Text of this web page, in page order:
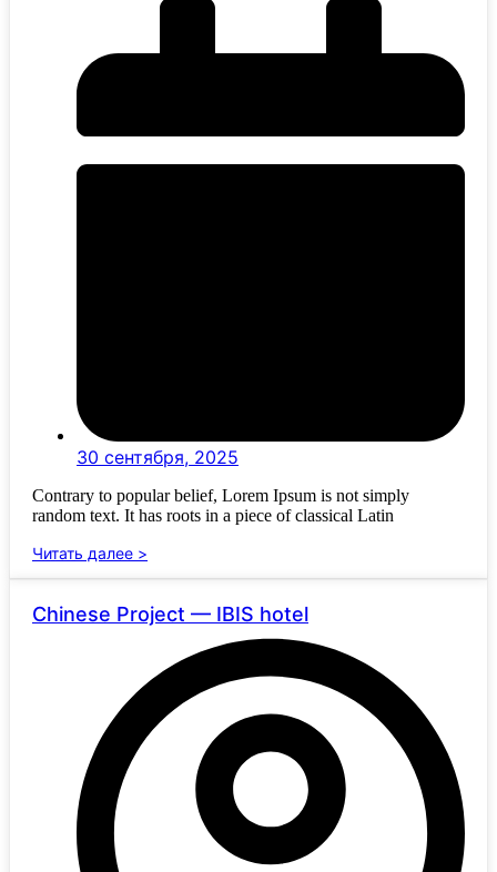
30 сентября, 2025
Contrary to popular belief, Lorem Ipsum is not simply
random text. It has roots in a piece of classical Latin
Читать далее >
Chinese Project — IBIS hotel